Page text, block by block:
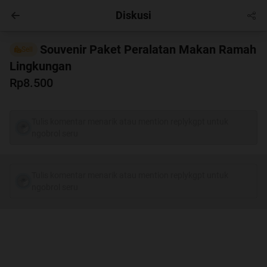
Masuk
Diskusi
Sell
Souvenir Paket Peralatan Makan Ramah
Lingkungan
Rp8.500